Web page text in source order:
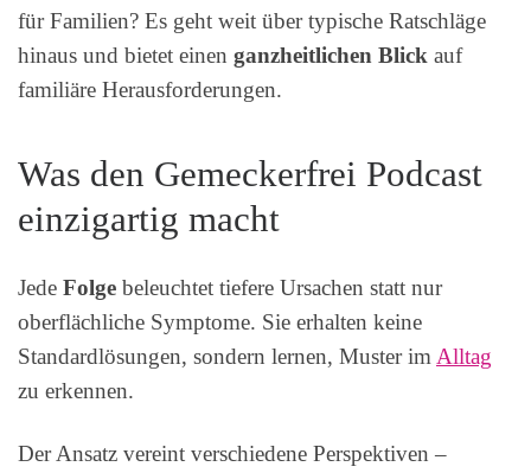
für Familien? Es geht weit über typische Ratschläge
hinaus und bietet einen ganzheitlichen Blick auf
familiäre Herausforderungen.
Was den Gemeckerfrei Podcast
einzigartig macht
Jede Folge beleuchtet tiefere Ursachen statt nur
oberflächliche Symptome. Sie erhalten keine
Standardlösungen, sondern lernen, Muster im Alltag
zu erkennen.
Der Ansatz vereint verschiedene Perspektiven –